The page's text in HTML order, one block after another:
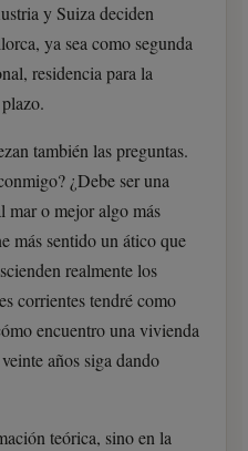
y Suiza deciden
ya sea como segunda
residencia para la
también las preguntas.
¿Debe ser una
mar o mejor algo más
más sentido un ático que
realmente los
corrientes tendré como
encuentro una vivienda
años siga dando
teórica, sino en la